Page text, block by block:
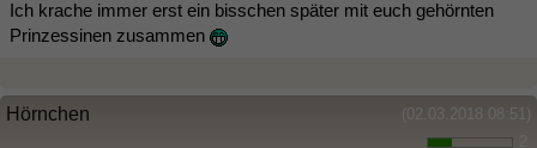
Ich krache immer erst ein bisschen später mit euch gehörnten
Prinzessinen zusammen
(02.03.2018 08:51)
Hörnchen